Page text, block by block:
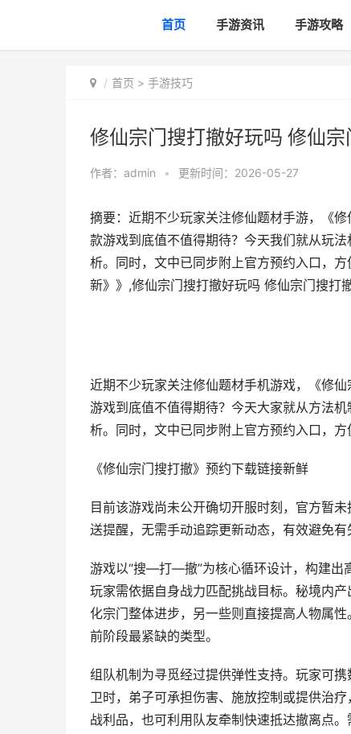
首页 手游资讯 手游攻略
首页 > 手游技巧
修仙宗门搜打撤好玩吗 修仙
作者： admin • 更新时间：2026-05-27
摘要：近期不少玩家关注修仙题材手游，《
款游戏到底值不值得期待？今天我们就从玩
析。同时，文中已同步附上官方预约入口，
新》》,修仙宗门搜打撤好玩吗 修仙宗门搜打
近期不少玩家关注修仙题材手机游戏，《修
游戏到底值不值得期待？今天大家就从方法
析。同时，文中已同步附上官方预约入口，方
《修仙宗门搜打撤》预约下载链接新鲜
目前该游戏尚未公开确切开服时刻，官方暂
送提醒，无需手动追踪更新动态，有效避免有
游戏以“搜—打—撤”为核心循环设计，构建出
玩家需依据自身战力匹配挑战目标。秘境内
化宗门整体进步，另一些则直接提高人物属
前阶段最紧缺的类型。
组队机制为寻觅经过提供弹性支持。玩家可
卫时，弟子可承担伤害、施放控制或提供治
战利品，也可利用队友牵制快速抵达撤离点